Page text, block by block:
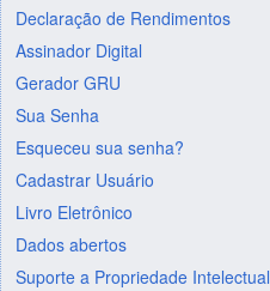
Declaração de Rendimentos
Assinador Digital
Gerador GRU
Sua Senha
Esqueceu sua senha?
Cadastrar Usuário
Livro Eletrônico
Dados abertos
Suporte a Propriedade Intelectual